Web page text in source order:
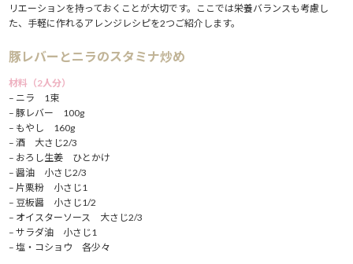
リエーションを持っておくことが大切です。ここでは栄養バランスも考慮し
た、手軽に作れるアレンジレシピを2つご紹介します。
豚レバーとニラのスタミナ炒め
材料（2人分）
– ニラ 1束
– 豚レバー 100g
– もやし 160g
– 酒 大さじ2/3
– おろし生姜 ひとかけ
– 醤油 小さじ2/3
– 片栗粉 小さじ1
– 豆板醤 小さじ1/2
– オイスターソース 大さじ2/3
– サラダ油 小さじ1
– 塩・コショウ 各少々